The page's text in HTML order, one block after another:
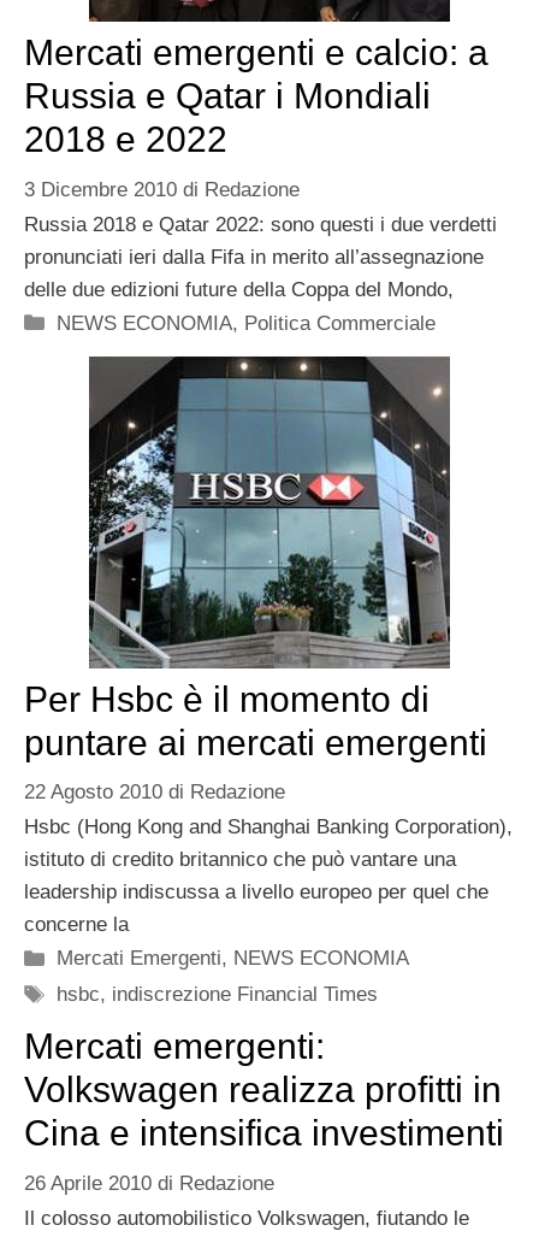
Mercati emergenti e calcio: a
Russia e Qatar i Mondiali
2018 e 2022
3 Dicembre 2010 di Redazione
Russia 2018 e Qatar 2022: sono questi i due verdetti
pronunciati ieri dalla Fifa in merito all’assegnazione
delle due edizioni future della Coppa del Mondo,
Categorie
NEWS ECONOMIA, Politica Commerciale
Per Hsbc è il momento di
puntare ai mercati emergenti
22 Agosto 2010 di Redazione
Hsbc (Hong Kong and Shanghai Banking Corporation),
istituto di credito britannico che può vantare una
leadership indiscussa a livello europeo per quel che
concerne la
Categorie
Mercati Emergenti, NEWS ECONOMIA
Tag
hsbc, indiscrezione Financial Times
Mercati emergenti:
Volkswagen realizza profitti in
Cina e intensifica investimenti
26 Aprile 2010 di Redazione
Il colosso automobilistico Volkswagen, fiutando le